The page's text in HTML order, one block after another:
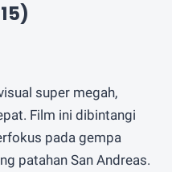
super megah,
Film ini dibintangi
pada gempa
patahan San Andreas.